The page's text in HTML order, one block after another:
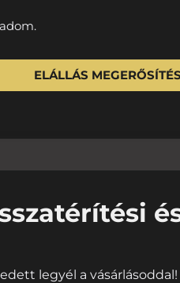
ELÁLLÁS
legyél a